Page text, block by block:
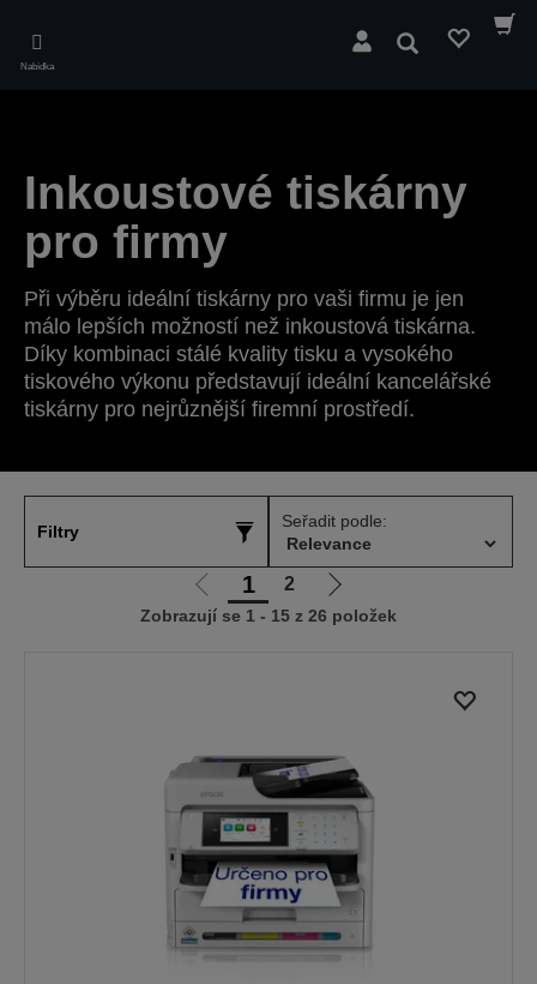
main
Nabídka
Hledat
Inkoustové tiskárny
pro firmy
Při výběru ideální tiskárny pro vaši firmu je jen
málo lepších možností než inkoustová tiskárna.
Díky kombinaci stálé kvality tisku a vysokého
tiskového výkonu představují ideální kancelářské
tiskárny pro nejrůznější firemní prostředí.
Filtry
Seřadit podle:
Jít
na
1 2
Jít
na
Zobrazují se 1 - 15 z 26 položek